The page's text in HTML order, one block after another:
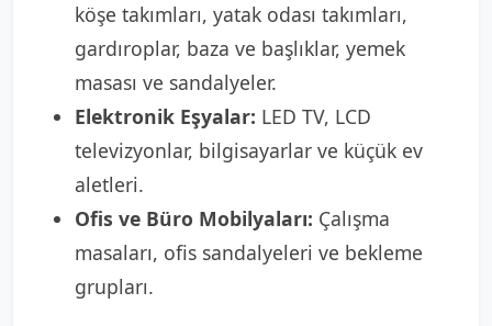
köşe takımları, yatak odası takımları,
gardıroplar, baza ve başlıklar, yemek
masası ve sandalyeler.
Elektronik Eşyalar: LED TV, LCD
televizyonlar, bilgisayarlar ve küçük ev
aletleri.
Ofis ve Büro Mobilyaları: Çalışma
masaları, ofis sandalyeleri ve bekleme
grupları.